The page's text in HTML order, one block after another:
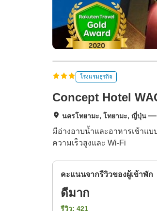
โรงแรมธุรกิจ
Concept Hotel
นครโทยามะ, โทยามะ, ญี่ปุ่น
มีอ่างอาบน้ำและอาหารเช้าแ
ความเร็วสูงและ Wi-Fi
คะแนนจากรีวิวของผู้เข้าพัก
ดีมาก
รีวิว: 421